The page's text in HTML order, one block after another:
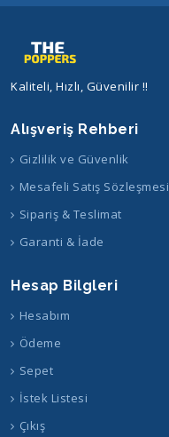
Kaliteli, Hızlı, Güvenilir !!
Alışveriş Rehberi
Gizlilik ve Güvenlik
Mesafeli Satış Sözleşmesi
Sipariş & Teslimat
Garanti & İade
Hesap Bilgleri
Hesabım
Ödeme
Sepet
İstek Listesi
Çıkış